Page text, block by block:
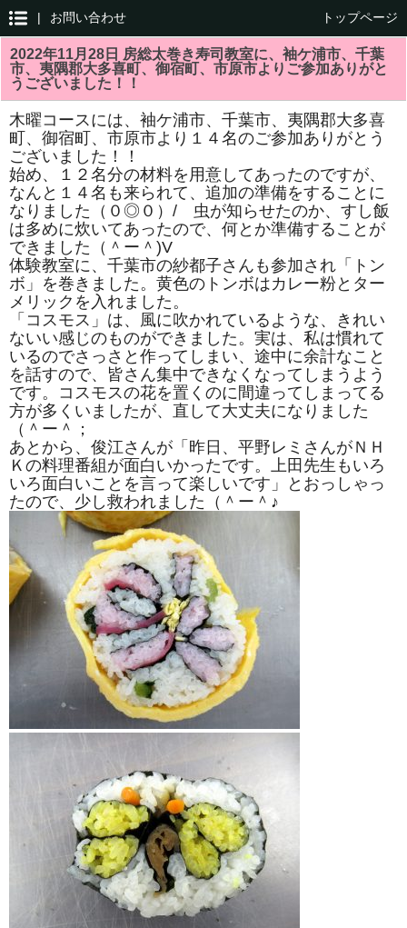
| お問い合わせ トップページ
2022年11月28日 房総太巻き寿司教室に、袖ケ浦市、千葉
市、夷隅郡大多喜町、御宿町、市原市よりご参加ありがと
うございました！！
木曜コースには、袖ケ浦市、千葉市、夷隅郡大多喜
町、御宿町、市原市より１４名のご参加ありがとう
ございました！！
始め、１２名分の材料を用意してあったのですが、
なんと１４名も来られて、追加の準備をすることに
なりました（０◎０）/ 虫が知らせたのか、すし飯
は多めに炊いてあったので、何とか準備することが
できました（＾ー＾)V
体験教室に、千葉市の紗都子さんも参加され「トン
ボ」を巻きました。黄色のトンボはカレー粉とター
メリックを入れました。
「コスモス」は、風に吹かれているような、きれい
ないい感じのものができました。実は、私は慣れて
いるのでさっさと作ってしまい、途中に余計なこと
を話すので、皆さん集中できなくなってしまうよう
です。コスモスの花を置くのに間違ってしまってる
方が多くいましたが、直して大丈夫になりました
（＾ー＾；
あとから、俊江さんが「昨日、平野レミさんがＮＨ
Ｋの料理番組が面白いかったです。上田先生もいろ
いろ面白いことを言って楽しいです」とおっしゃっ
たので、少し救われました（＾ー＾♪